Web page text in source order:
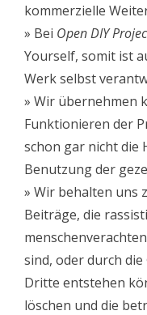
kommerzielle
» Bei Open DIY
Yourself, somit ist
Werk selbst
» Wir übernehmen
Funktionieren der
schon gar nicht die
Benutzung der
» Wir behalten uns
Beiträge, die
sind, oder durch
Dritte entstehen
löschen und die